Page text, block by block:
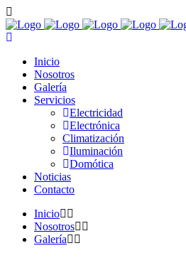
Inicio
Nosotros
Galería
Servicios
Electricidad
Electrónica
Climatización
Iluminación
Domótica
Noticias
Contacto
Inicio
Nosotros
Galería